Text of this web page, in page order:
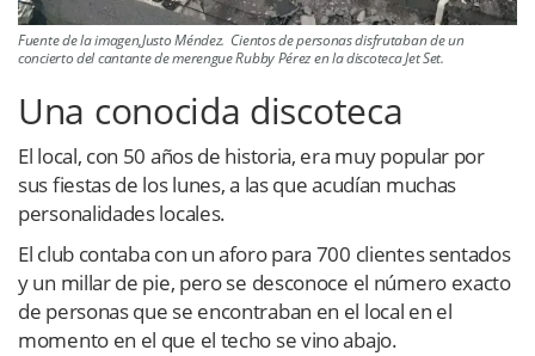
Fuente de la imagen,Justo Méndez. Cientos de personas disfrutaban de un
concierto del cantante de merengue Rubby Pérez en la discoteca Jet Set.
Una conocida discoteca
El local, con 50 años de historia, era muy popular por
sus fiestas de los lunes, a las que acudían muchas
personalidades locales.
El club contaba con un aforo para 700 clientes sentados
y un millar de pie, pero se desconoce el número exacto
de personas que se encontraban en el local en el
momento en el que el techo se vino abajo.